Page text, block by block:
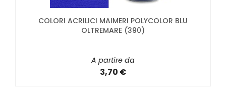
COLORI ACRILICI MAIMERI POLYCOLOR BLU
OLTREMARE (390)
A partire da
3,70 €